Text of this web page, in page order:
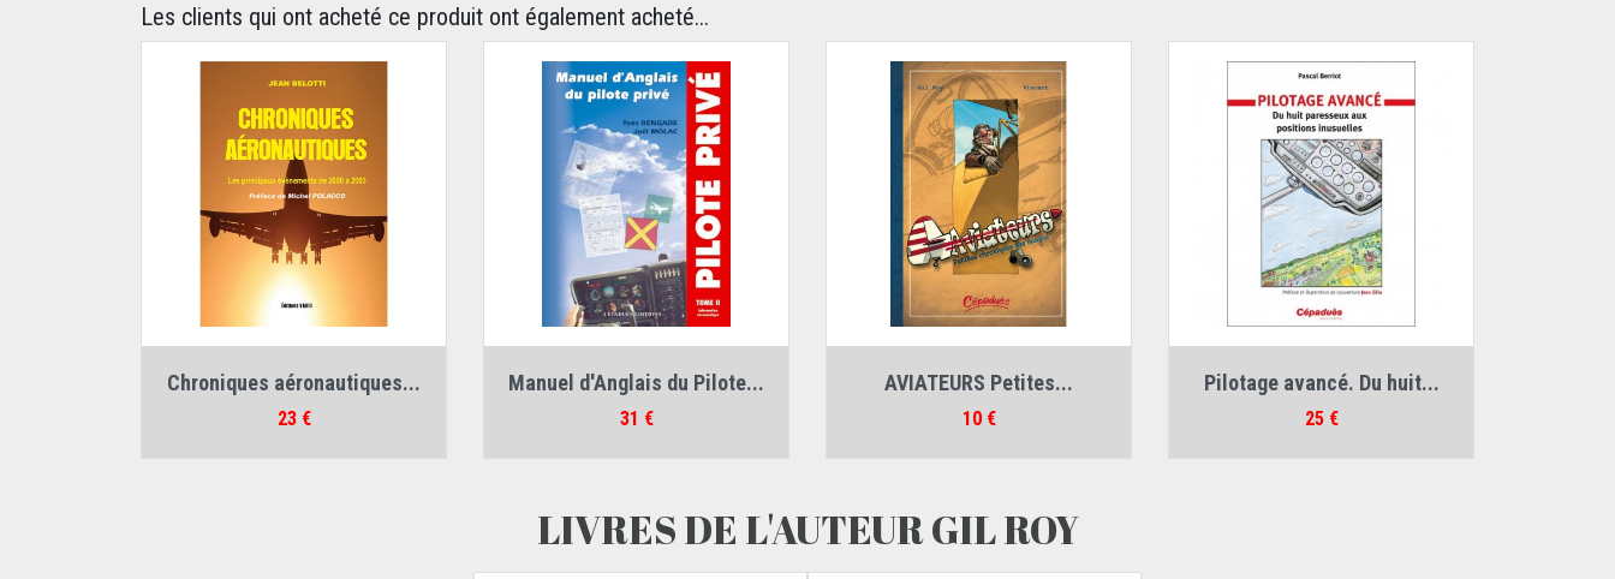
Les clients qui ont acheté ce produit ont également acheté...
Chroniques aéronautiques...
Prix
23 €
Manuel d'Anglais du Pilote...
Prix
31 €
AVIATEURS Petites...
Prix
10 €
Pilotage avancé. Du huit...
Prix
25 €
LIVRES DE L'AUTEUR GIL ROY